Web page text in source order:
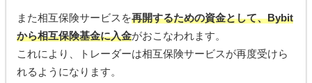
また相互保険サービスを再開するための資金として、Bybit
から相互保険基金に入金がおこなわれます。
これにより、トレーダーは相互保険サービスが再度受けら
れるようになります。